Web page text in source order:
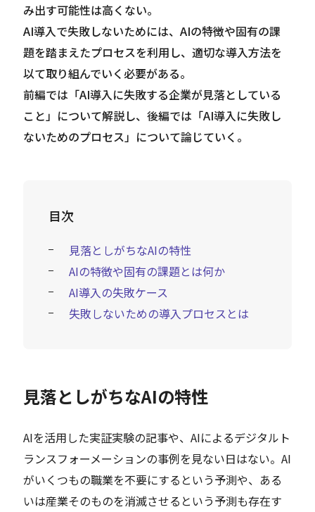
み出す可能性は高くない。
AI導入で失敗しないためには、AIの特徴や固有の課
題を踏まえたプロセスを利用し、適切な導入方法を
以て取り組んでいく必要がある。
前編では「AI導入に失敗する企業が見落としている
こと」について解説し、後編では「AI導入に失敗し
ないためのプロセス」について論じていく。
目次
見落としがちなAIの特性
AIの特徴や固有の課題とは何か
AI導入の失敗ケース
失敗しないための導入プロセスとは
見落としがちなAIの特性
AIを活用した実証実験の記事や、AIによるデジタルト
ランスフォーメーションの事例を見ない日はない。AI
がいくつもの職業を不要にするという予測や、ある
いは産業そのものを消滅させるという予測も存在す